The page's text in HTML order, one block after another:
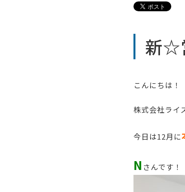
新☆
こんにちは！
株式会社ライ
今日は12月に
N さんです！